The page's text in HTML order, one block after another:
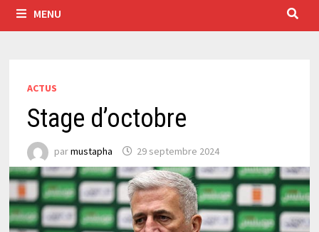
MENU
ACTUS
Stage d’octobre
parmustapha 29 septembre 2024